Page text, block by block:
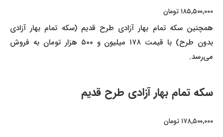
۱۸۵,۵۰۰,۰۰۰ تومان
همچنین سکه تمام بهار آزادی طرح قدیم (سکه تمام بهار آزادی
بدون طرح) با قیمت ۱۷۸ میلیون و ۵۰۰ هزار تومان به فروش
می‌رسد.
سکه تمام بهار آزادی طرح قدیم
۱۷۸,۵۰۰,۰۰۰ تومان